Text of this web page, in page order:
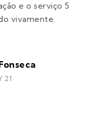
e o serviço 5
vivamente.
21